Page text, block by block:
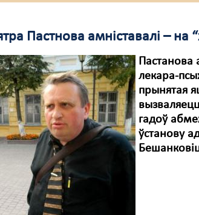
Пастнова амніставалі – на
Пастанова
лекара-
прынятая
гадоў
ўстанову